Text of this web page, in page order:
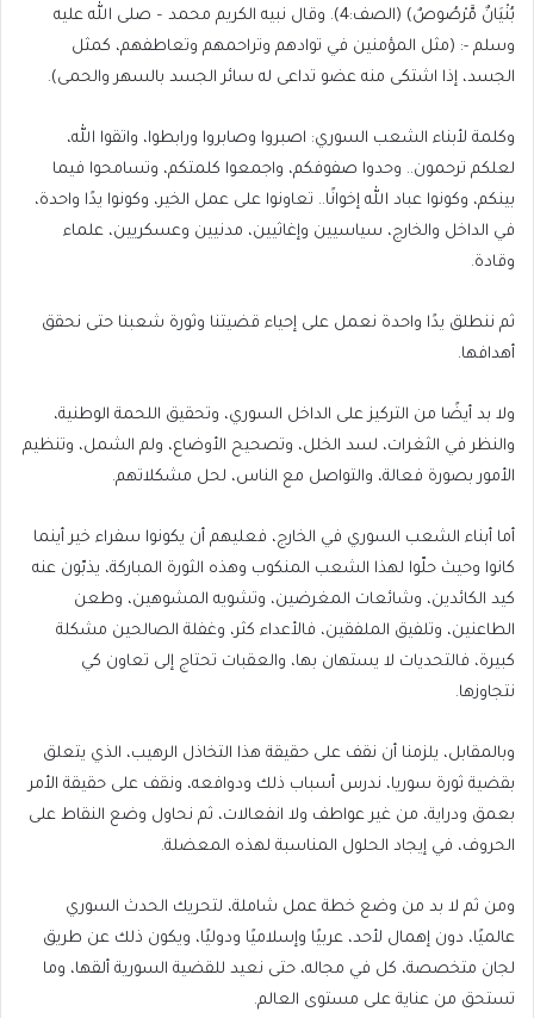
بُنْيَانٌ مَّرْصُوصٌ) (الصف:4). وقال نبيه الكريم محمد – صلى الله عليه
وسلم -: (مثل المؤمنين في توادهم وتراحمهم وتعاطفهم، كمثل
الجسد، إذا اشتكى منه عضو تداعى له سائر الجسد بالسهر والحمى).
وكلمة لأبناء الشعب السوري: اصبروا وصابروا ورابطوا، واتقوا الله،
لعلكم ترحمون.. وحدوا صفوفكم، واجمعوا كلمتكم، وتسامحوا فيما
بينكم، وكونوا عباد الله إخوانًا.. تعاونوا على عمل الخير، وكونوا يدًا واحدة،
في الداخل والخارج، سياسيين وإغاثيين، مدنيين وعسكريين، علماء
وقادة.
ثم ننطلق يدًا واحدة نعمل على إحياء قضيتنا وثورة شعبنا حتى نحقق
أهدافها.
ولا بد أيضًا من التركيز على الداخل السوري، وتحقيق اللحمة الوطنية،
والنظر في الثغرات، لسد الخلل، وتصحيح الأوضاع، ولم الشمل، وتنظيم
الأمور بصورة فعالة، والتواصل مع الناس، لحل مشكلاتهم.
أما أبناء الشعب السوري في الخارج، فعليهم أن يكونوا سفراء خير أينما
كانوا وحيث حلّوا لهذا الشعب المنكوب وهذه الثورة المباركة، يذبّون عنه
كيد الكائدين، وشائعات المغرضين، وتشويه المشوهين، وطعن
الطاعنين، وتلفيق الملفقين، فالأعداء كثر، وغفلة الصالحين مشكلة
كبيرة، فالتحديات لا يستهان بها، والعقبات تحتاج إلى تعاون كي
نتجاوزها.
وبالمقابل، يلزمنا أن نقف على حقيقة هذا التخاذل الرهيب، الذي يتعلق
بقضية ثورة سوريا، ندرس أسباب ذلك ودوافعه، ونقف على حقيقة الأمر
بعمق ودراية، من غير عواطف ولا انفعالات، ثم نحاول وضع النقاط على
الحروف، في إيجاد الحلول المناسبة لهذه المعضلة.
ومن ثم لا بد من وضع خطة عمل شاملة، لتحريك الحدث السوري
عالميًا، دون إهمال لأحد، عربيًا وإسلاميًا ودوليًا، ويكون ذلك عن طريق
لجان متخصصة، كل في مجاله، حتى نعيد للقضية السورية ألقها، وما
تستحق من عناية على مستوى العالم.